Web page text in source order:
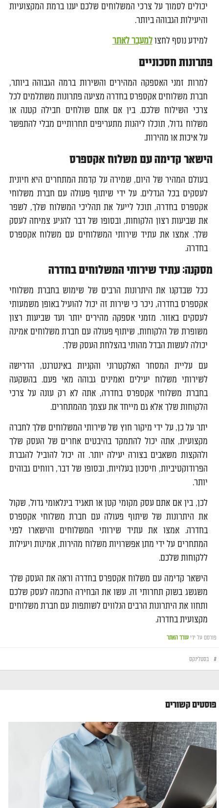
יכולים לסמוך על צרכי המשלוחים שלכם יענו ברמת המקצועיות
והיעילות הגבוהה ביותר.
למידע נוסף לחצולמעבר לאתר
פתרונות חסכוניים
למרות זמני האספקה המהירים והשירות ברמה הגבוהה ביותר,
חברת משלוחים אקספרס בחדרה מציעה פתרונות משתלמים לכל
צרכי השילוח שלכם. בין אם אתם שולחים חבילה קטנה או
משלוח גדול, תוכלו ליהנות מתעריפים תחרותיים מבלי להתפשר
על איכות או מהירות.
הישאר קדימה עם משלוח אקספרס
בעולם המהיר של היום, שמירה על קדמת המתחרים היא חיונית
לעסקים בכל הגדלים. על ידי שיתוף פעולה עם חברת משלוחי
אקספרס בחדרה, תוכל לייעל את תהליכי המשלוח שלך, לשפר
את שביעות רצון הלקוחות, ובסופו של דבר להניע צמיחה לעסק
שלך. אמצו את עתיד שירותי המשלוחים עם משלוח אקספרס
בחדרה.
מסקנה: עתיד שירותי המשלוחים בחדרה
ככל שבדקנו את היתרונות הרבים של שימוש בחברת משלוחי
אקספרס בחדרה, ניכר כי שירות זה יכול להועיל באופן משמעותי
לעסקים באזור. מזמני אספקה מהירים יותר ועד שביעות רצון
משופרת של הלקוחות, שיתוף פעולה עם חברת משלוחים אמינה
יכולה לעשות הבדל מהותי בהצלחת העסק שלך.
עם עליית המסחר האלקטרוני והקניות באינטרנט, הדרישה
לשירותי משלוח יעילים ואמינים גבוהה מאי פעם. בהשקעה
בחברת משלוחי אקספרס בחדרה, אתה לא רק עונה על צרכי
הלקוחות שלך אלא גם מייחד את עצמך מהמתחרים.
יתר על כן, על ידי מיקור חוץ של שירותי המשלוחים שלך לחברה
מקצועית, אתה יכול להתמקד בהיבטים אחרים של העסק שלך
ולהקצות משאבים בצורה יעילה יותר. זה יכול להוביל להגברת
הפרודוקטיביות, חיסכון בעלויות, ובסופו של דבר, רווחים גבוהים
יותר.
לכן, בין אם אתם עסק מקומי קטן או תאגיד בינלאומי גדול, שקול
את היתרונות של שיתוף פעולה עם חברת משלוחי אקספרס
בחדרה. אמצו את עתיד שירותי המשלוחים והישארו לפני
המתחרים על ידי מתן אפשרויות משלוח מהירות, אמינות ויעילות
ללקוחות שלכם.
הישאר קדימה עם משלוח אקספרס בחדרה וראה את העסק שלך
משגשג בשוק תחרותי זה. עשו את הבחירה החכמה לעסק שלכם
ותחוו את היתרונות הרבים הנלווים לשותפות עם חברת משלוחים
מקצועית בחדרה.
פורסם על ידי עורך האתר
# בסטלינקס
פוסטים קשורים